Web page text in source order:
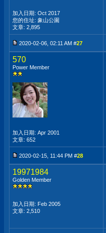
加入日期: Oct 2017
您的住址: 象山公園
文章: 2,895
2020-02-06, 02:11 AM #27
570
Power Member
加入日期: Apr 2001
文章: 652
2020-02-15, 11:44 PM #28
19971984
Golden Member
加入日期: Feb 2005
文章: 2,510